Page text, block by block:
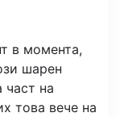
в момента,
шарен
част на
това вече на